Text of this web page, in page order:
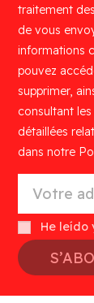
traitement
de vous
informations
pouvez
supprimer,
consultant
détaillées
dans notre
He leído